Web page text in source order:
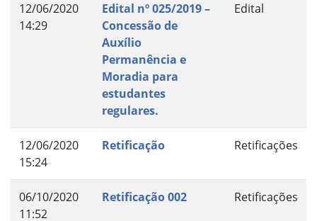
12/06/2020
14:29
Edital nº 025/2019 –
Concessão de
Auxílio
Permanência e
Moradia para
estudantes
regulares.
Edital
12/06/2020
15:24
Retificação Retificações
06/10/2020
11:52
Retificação 002 Retificações